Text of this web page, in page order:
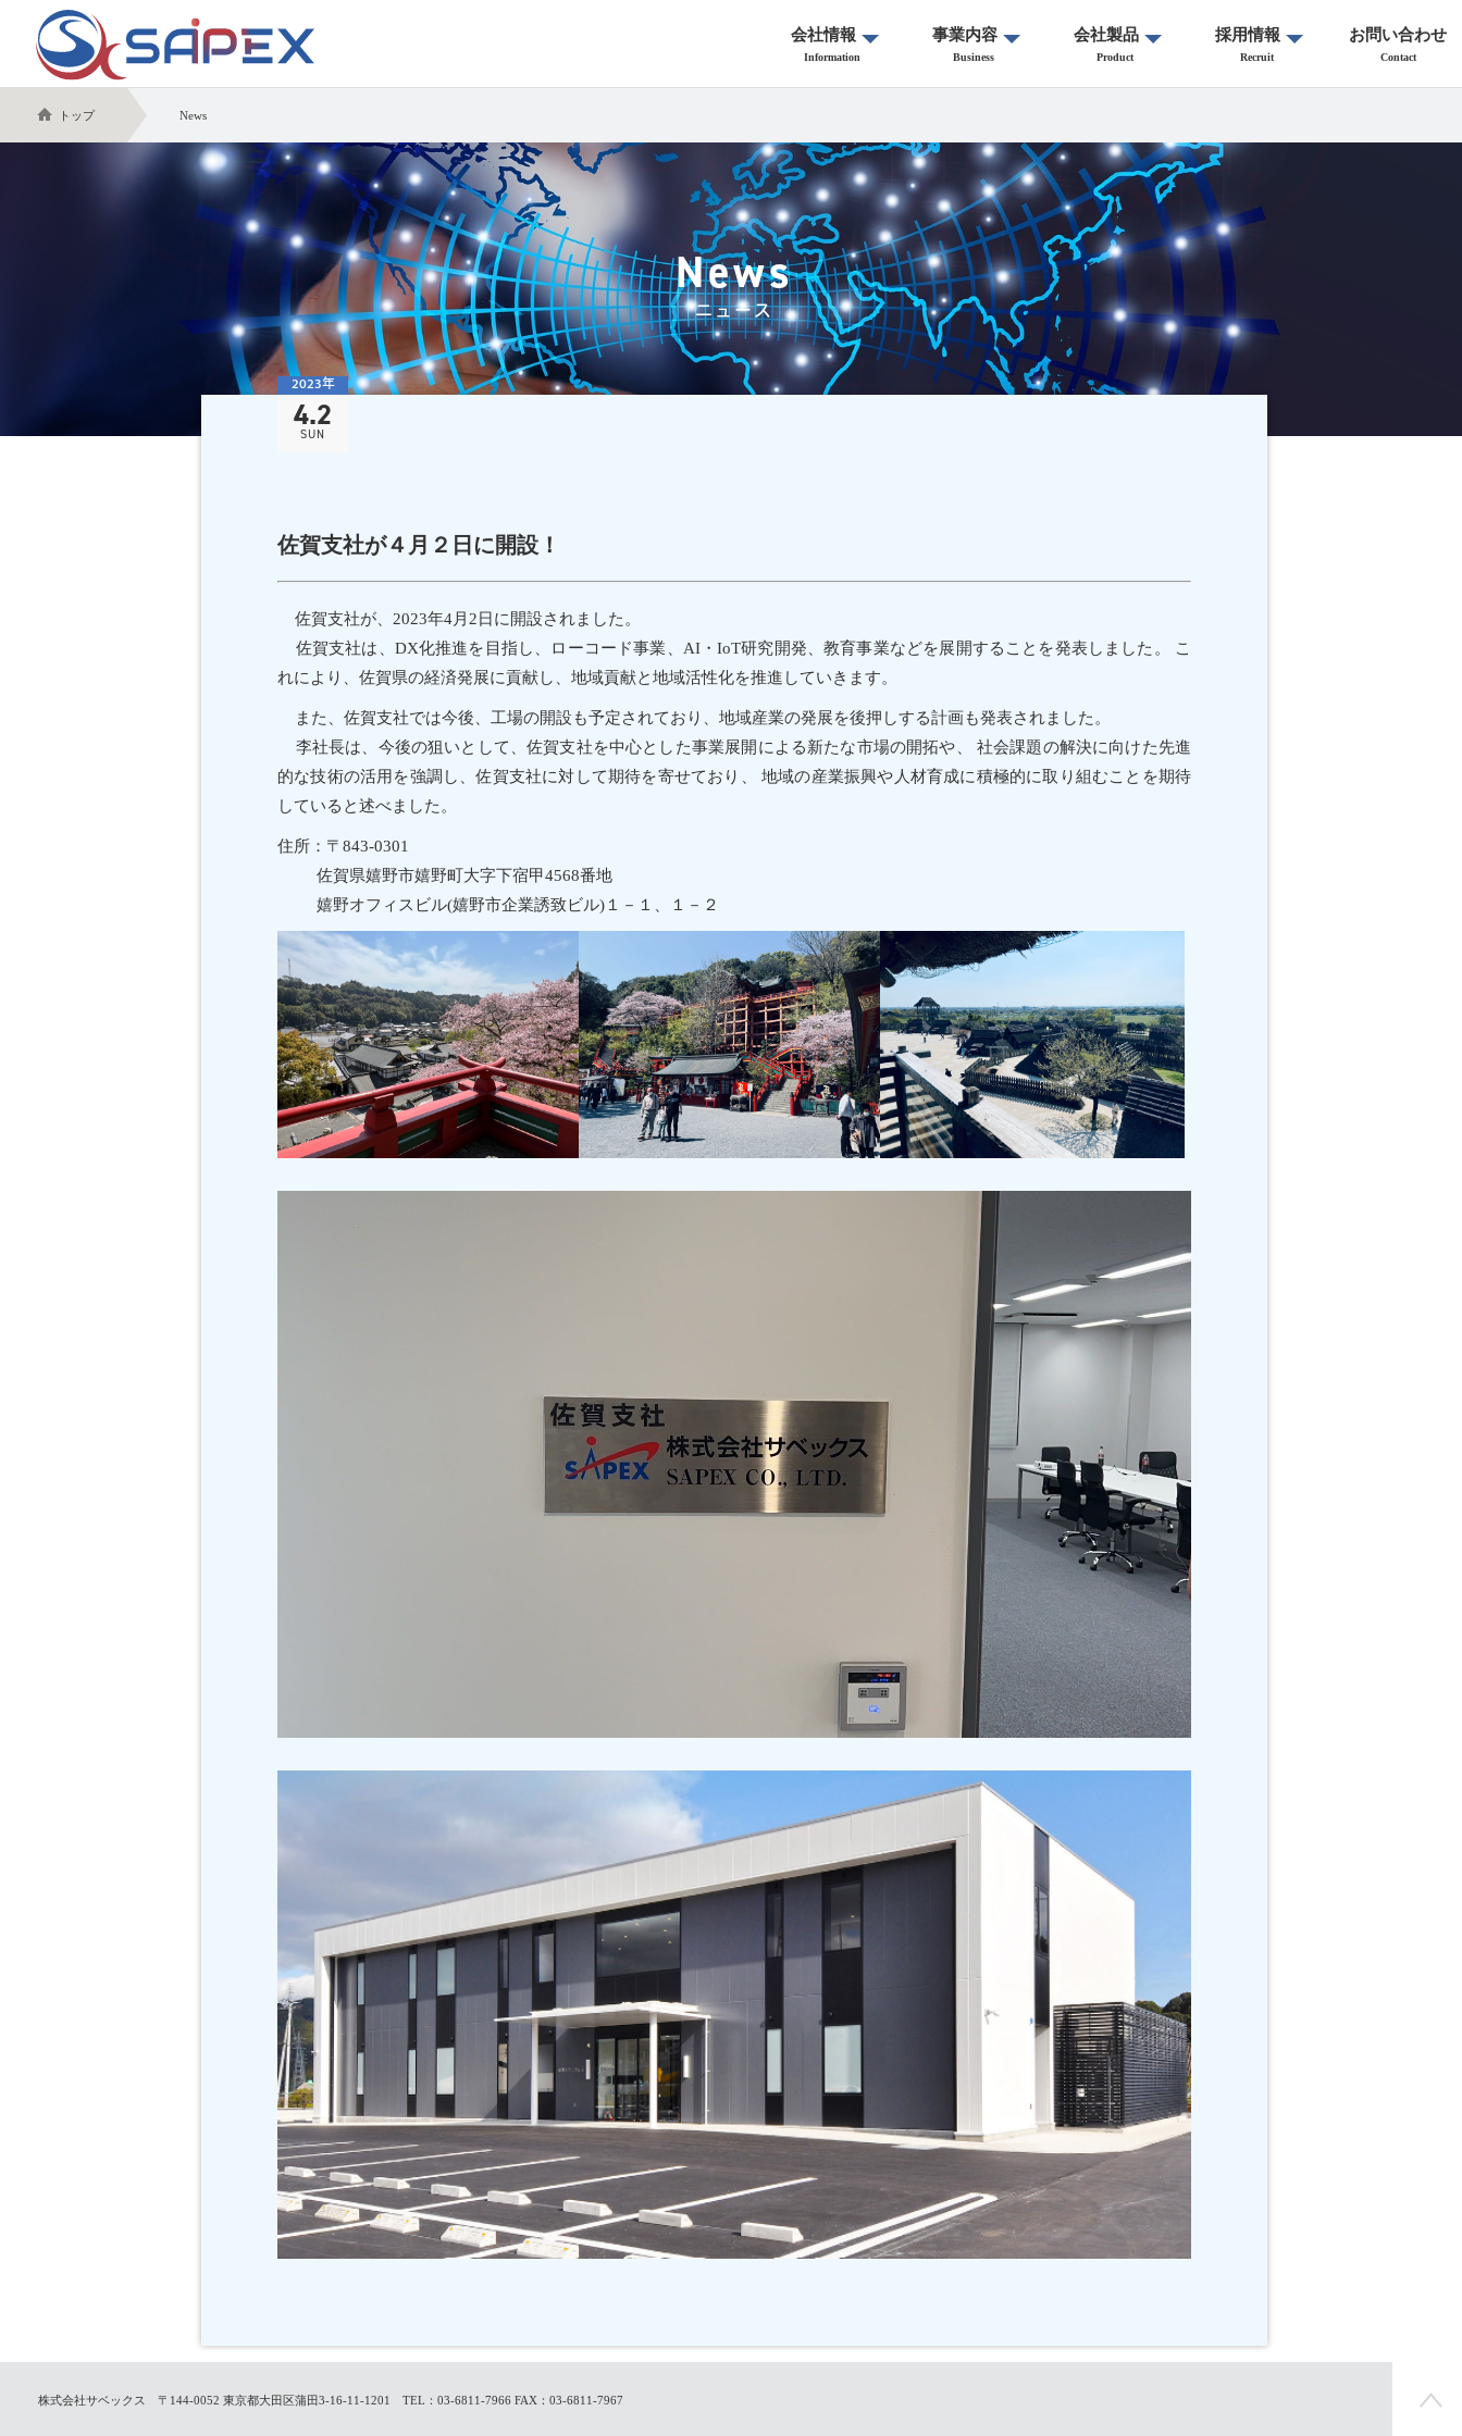
会社情報
Information
事業内容
Business
会社製品
Product
採用情報
Recruit
お問い合わせ
Contact
トップ News
News
ニュース
2023年
4.2
SUN
佐賀支社が４月２日に開設！
佐賀支社が、2023年4月2日に開設されました。
佐賀支社は、DX化推進を目指し、ローコード事業、AI・IoT研究開発、教育事業などを展開することを発表しました。 こ
れにより、佐賀県の経済発展に貢献し、地域貢献と地域活性化を推進していきます。
また、佐賀支社では今後、工場の開設も予定されており、地域産業の発展を後押しする計画も発表されました。
李社長は、今後の狙いとして、佐賀支社を中心とした事業展開による新たな市場の開拓や、 社会課題の解決に向けた先進
的な技術の活用を強調し、佐賀支社に対して期待を寄せており、 地域の産業振興や人材育成に積極的に取り組むことを期待
していると述べました。
住所：〒843-0301
佐賀県嬉野市嬉野町大字下宿甲4568番地
嬉野オフィスビル(嬉野市企業誘致ビル)１－１、１－２
株式会社サベックス 〒144-0052 東京都大田区蒲田3-16-11-1201 TEL：03-6811-7966 FAX：03-6811-7967